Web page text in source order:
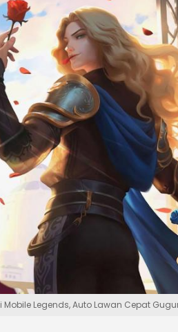
Mobile Legends, Auto Lawan Cepat